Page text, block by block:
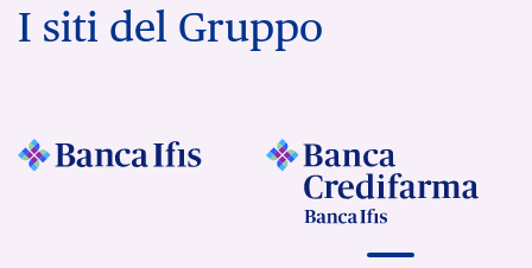
I siti del Gruppo